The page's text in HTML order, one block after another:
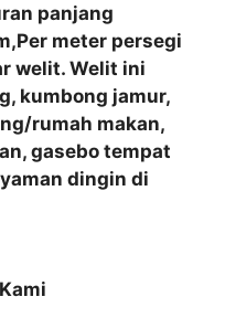
panjang
meter persegi
welit. Welit ini
kumbong jamur,
rumah makan,
gasebo tempat
dingin di